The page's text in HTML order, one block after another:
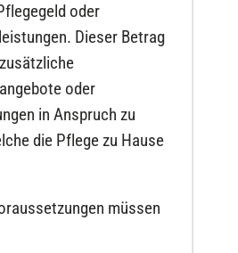
oder
Dieser Betrag
oder
in Anspruch zu
die Pflege zu Hause
müssen